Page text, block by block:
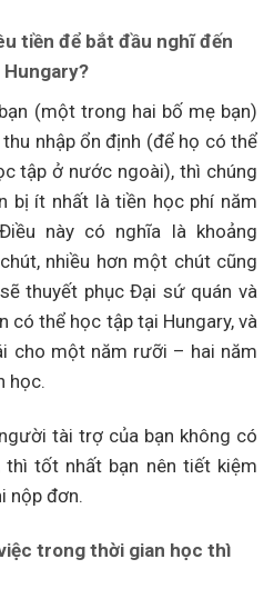
tiền để bắt đầu nghĩ đến
(một trong hai bố mẹ bạn)
nhập ổn định (để họ có thể
tập ở nước ngoài), thì chúng
bị ít nhất là tiền học phí năm
này có nghĩa là khoảng
nhiều hơn một chút cũng
thuyết phục Đại sứ quán và
có thể học tập tại Hungary, và
cho một năm rưỡi – hai năm
học.
tài trợ của bạn không có
thì tốt nhất bạn nên tiết kiệm
nộp đơn.
trong thời gian học thì